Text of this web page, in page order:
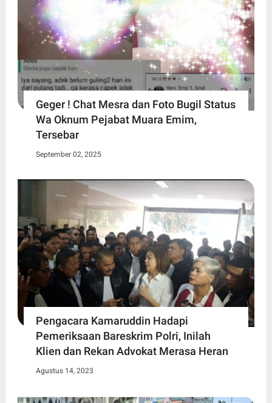
Geger ! Chat Mesra dan Foto Bugil Status
Wa Oknum Pejabat Muara Emim,
Tersebar
September 02, 2025
Pengacara Kamaruddin Hadapi
Pemeriksaan Bareskrim Polri, Inilah
Klien dan Rekan Advokat Merasa Heran
Agustus 14, 2023